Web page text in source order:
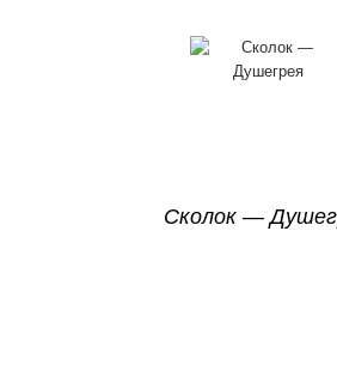
Сколок —